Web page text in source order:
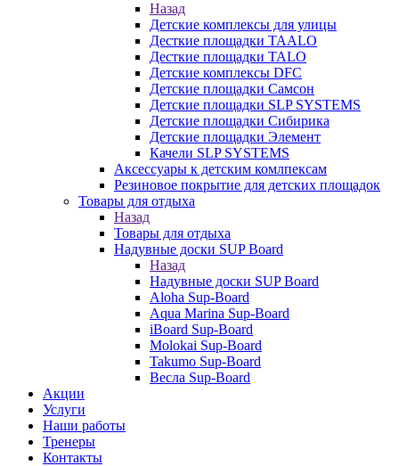
Назад
Детские комплексы для улицы
Десткие площадки TAALO
Десткие площадки TALO
Детские комплексы DFC
Детские площадки Самсон
Детские площадки SLP SYSTEMS
Детские площадки Сибирика
Детские площадки Элемент
Качели SLP SYSTEMS
Аксессуары к детским комлпексам
Резиновое покрытие для детских площадок
Товары для отдыха
Назад
Товары для отдыха
Надувные доски SUP Board
Назад
Надувные доски SUP Board
Aloha Sup-Board
Aqua Marina Sup-Board
iBoard Sup-Board
Molokai Sup-Board
Takumo Sup-Board
Весла Sup-Board
Акции
Услуги
Наши работы
Тренеры
Контакты